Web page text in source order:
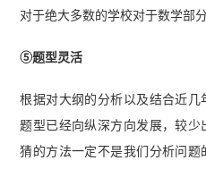
对于绝大多数的学校对于数学部
⑤题型灵活
根据对大纲的分析以及结合近几
题型已经向纵深方向发展，较
猜的方法一定不是我们分析问